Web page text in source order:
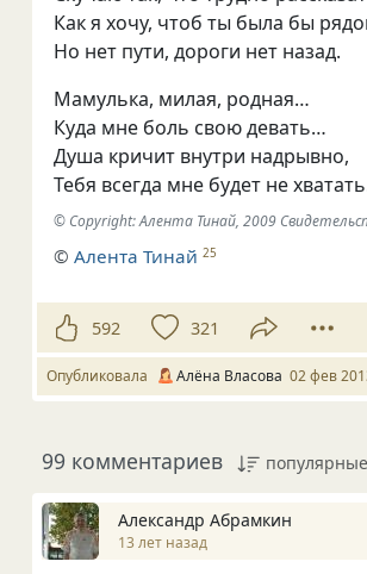
Как я хочу, чтоб ты была бы
Но нет пути, дороги нет назад.
Мамулька, милая, родная…
Куда мне боль свою девать…
Душа кричит внутри надрывно,
Тебя всегда мне будет не
© Copyright: Алента Тинай, 2009
©Алента Тинай 25
592 321
Опубликовала Алёна Власова 02 фев
99 комментариев популярные
Александр Абрамкин
13 лет назад